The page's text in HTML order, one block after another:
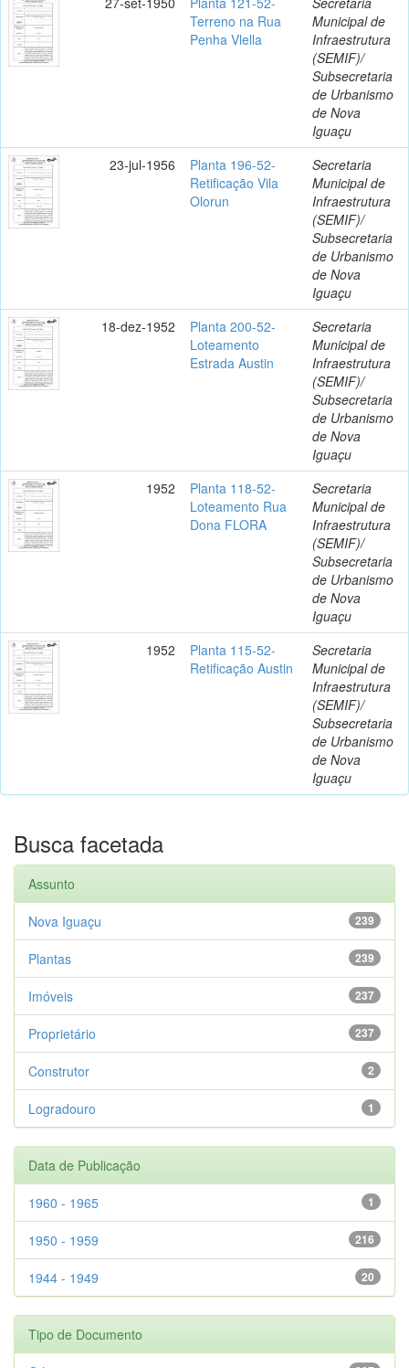
Terreno na Rua
Penha Vlella
Municipal de
Infraestrutura
(SEMIF)/
Subsecretaria
de Urbanismo
de Nova
Iguaçu
23-jul-1956
Planta 196-52-
Retificação Vila
Olorun
Secretaria
Municipal de
Infraestrutura
(SEMIF)/
Subsecretaria
de Urbanismo
de Nova
Iguaçu
18-dez-1952
Planta 200-52-
Loteamento
Estrada Austin
Secretaria
Municipal de
Infraestrutura
(SEMIF)/
Subsecretaria
de Urbanismo
de Nova
Iguaçu
1952
Planta 118-52-
Loteamento Rua
Dona FLORA
Secretaria
Municipal de
Infraestrutura
(SEMIF)/
Subsecretaria
de Urbanismo
de Nova
Iguaçu
1952
Planta 115-52-
Retificação Austin
Secretaria
Municipal de
Infraestrutura
(SEMIF)/
Subsecretaria
de Urbanismo
de Nova
Iguaçu
Busca facetada
Assunto
239
Nova Iguaçu
239
Plantas
237
Imóveis
237
Proprietário
2
Construtor
1
Logradouro
Data de Publicação
1
1960 - 1965
216
1950 - 1959
20
1944 - 1949
Tipo de Documento